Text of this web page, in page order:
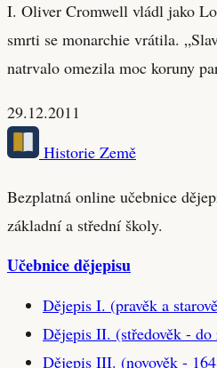
I. Oliver Cromwell vládl jako
smrti se monarchie vrátila.
natrvalo omezila moc koruny
29.12.2011
Historie Země
Bezplatná online učebnice
základní a střední školy.
Učebnice dějepisu
Dějepis I. (pravěk a
Dějepis II. (středověk -
Dějepis III. (novověk -